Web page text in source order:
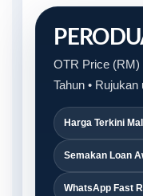
OTR Price (RM)
Tahun •
Harga Terkini
Semakan Loan
WhatsApp Fast